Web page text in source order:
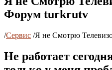
Форум turkrutv
/Сервис /Я не Смотрю
Не работает